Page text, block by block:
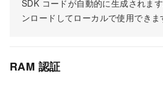
SDK コードが自動的に生成されま
ンロードしてローカルで使用できま
RAM 認証